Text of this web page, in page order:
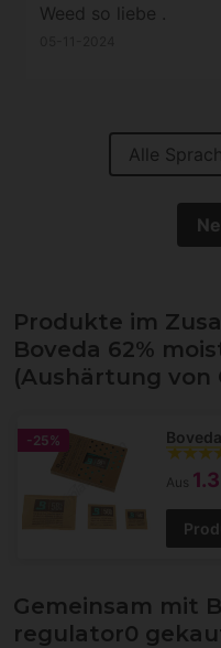
Weed so liebe .
Alle
Produkte im
Boveda 62%
(Aushärtung von
-25%
Aus
Gemeinsam mit
regulator0